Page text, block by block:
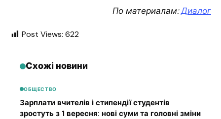
По материалам:Диалог
Post Views: 622
Схожі новини
ОБЩЕСТВО
Зарплати вчителів і стипендії студентів
зростуть з 1 вересня: нові суми та головні зміни